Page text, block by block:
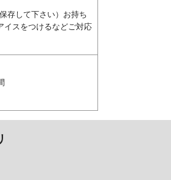
存して下さい）お持ち
イスをつけるなどご対応